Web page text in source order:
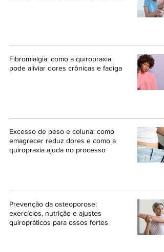
Fibromialgia: como a quiropraxia
pode aliviar dores crônicas e fadiga
Excesso de peso e coluna: como
emagrecer reduz dores e como a
quiropraxia ajuda no processo
Prevenção da osteoporose:
exercícios, nutrição e ajustes
quiropráticos para ossos fortes